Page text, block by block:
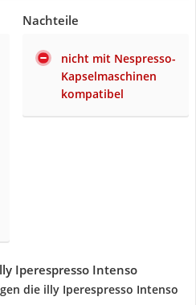
Nachteile
nicht mit Nespresso-
Kapselmaschinen
kompatibel
Iperespresso Intenso
die illy Iperespresso Intenso